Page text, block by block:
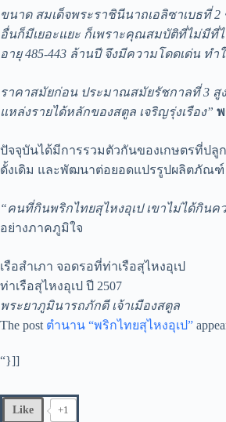
ขนาด สมเด็จพระราชินีนาถเอลิซาเบธที่
อื่นก็มีเยอะแยะ ก็เพราะคุณสมบัติที่ไม่มีที่
อายุ 485-443 ล้านปี จึงมีความโดดเด่น ท
ราคาสมัยก่อน ประมาณสมัยรัชกาลที่ 3 สู
แหล่งรายได้หลักของสตูล เจริญรุ่งเรือง”
ปัจจุบันได้มีการรวมตัวกันของเกษตรที่ปลู
ดั้งเดิม และพัฒนาต่อยอดแปรรูปผลิตภัณฑ์
“คนที่กินพริกไทยสุไหงอุเป เขาไม่ได้กินค
อย่างภาคภูมิใจ
เรือสำเภา จอดรอที่ท่าเรือสุไหงอุเป
ท่าเรือสุไหงอุเป ปี 2507
พระยาภูมินารถภักดี เจ้าเมืองสตูล
The post ตำนาน “พริกไทยสุไหงอุเป”
“}]] ​
Like +1